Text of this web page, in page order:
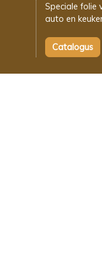
Speciale folie
auto en